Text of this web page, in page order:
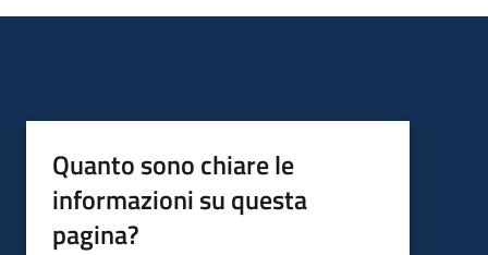
Quanto sono chiare le
informazioni su questa
pagina?